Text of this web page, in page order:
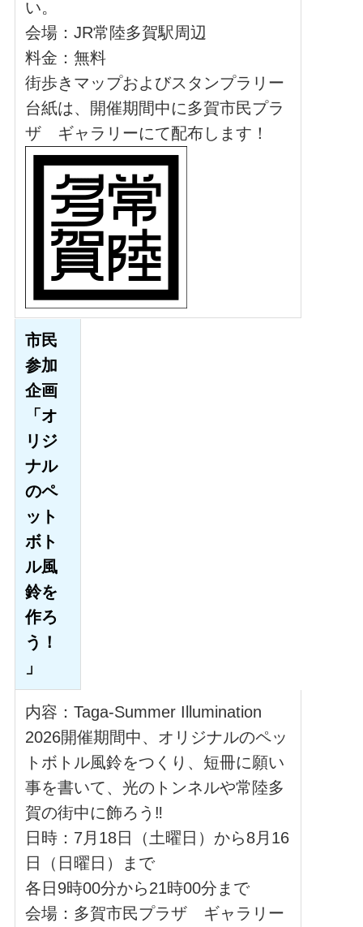
い。
会場：JR常陸多賀駅周辺
料金：無料
街歩きマップおよびスタンプラリー
台紙は、開催期間中に多賀市民プラ
ザ ギャラリーにて配布します！
市民
参加
企画
「オ
リジ
ナル
のペ
ット
ボト
ル風
鈴を
作ろ
う！
」
内容：Taga-Summer Illumination
2026開催期間中、オリジナルのペッ
トボトル風鈴をつくり、短冊に願い
事を書いて、光のトンネルや常陸多
賀の街中に飾ろう‼
日時：7月18日（土曜日）から8月16
日（日曜日）まで
各日9時00分から21時00分まで
会場：多賀市民プラザ ギャラリー